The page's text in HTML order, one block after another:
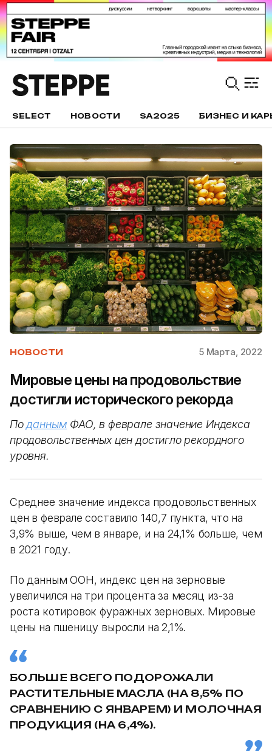
SELECT НОВОСТИ SA2025 БИЗНЕС И
НОВОСТИ 5 Марта, 2022
Мировые цены на продовольствие
достигли исторического рекорда
Поданным ФАО, в феврале значение Индекса
продовольственных цен достигло рекордного
уровня.
Среднее значение индекса продовольственных
цен в феврале составило 140,7 пункта, что на
3,9% выше, чем в январе, и на 24,1% больше, чем
в 2021 году.
По данным ООН, индекс цен на зерновые
увеличился на три процента за месяц из-за
роста котировок фуражных зерновых. Мировые
цены на пшеницу выросли на 2,1%.
БОЛЬШЕ ВСЕГО ПОДОРОЖАЛИ
РАСТИТЕЛЬНЫЕ МАСЛА (НА 8,5% ПО
СРАВНЕНИЮ С ЯНВАРЕМ) И МОЛОЧНАЯ
ПРОДУКЦИЯ (НА 6,4%).